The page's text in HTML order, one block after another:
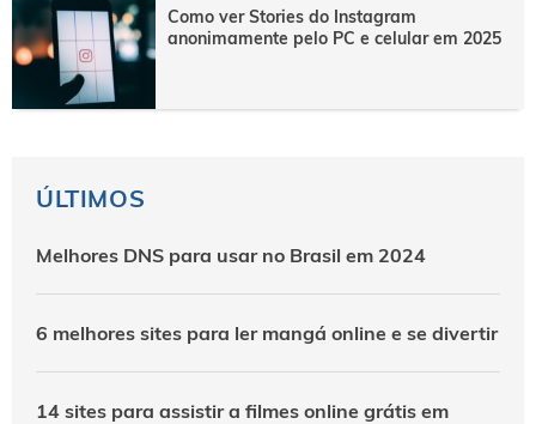
Como ver Stories do Instagram
anonimamente pelo PC e celular em 2025
ÚLTIMOS
Melhores DNS para usar no Brasil em 2024
6 melhores sites para ler mangá online e se divertir
14 sites para assistir a filmes online grátis em